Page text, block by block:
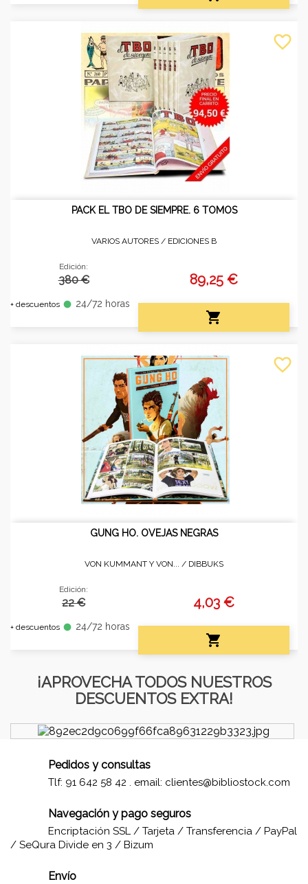
PACK EL TBO DE SIEMPRE. 6 TOMOS
VARIOS AUTORES / EDICIONES B
Edición:
380 €
+ descuentos fiber_manual_record 24/72 horas
89,25 €

favorite_border
GUNG HO. OVEJAS NEGRAS
VON KUMMANT Y VON... / DIBBUKS
Edición:
22 €
+ descuentos fiber_manual_record 24/72 horas
4,03 €

favorite_border
¡APROVECHA TODOS NUESTROS
DESCUENTOS EXTRA!
Pedidos y consultas
Tlf: 91 642 58 42 . email: clientes@bibliostock.com
Navegación y pago seguros
Encriptación SSL / Tarjeta / Transferencia / PayPal
/ SeQura Divide en 3 / Bizum
Envío